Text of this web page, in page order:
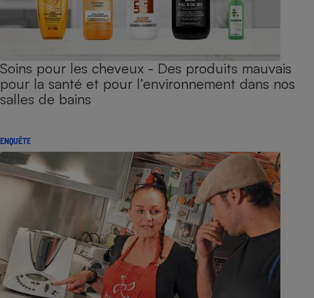
Soins pour les cheveux - Des produits mauvais
pour la santé et pour l’environnement dans nos
salles de bains
ENQUÊTE